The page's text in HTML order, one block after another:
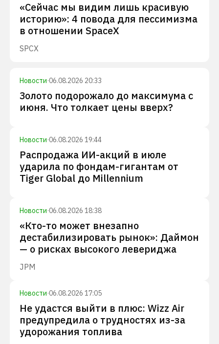
«Сейчас мы видим лишь красивую
историю»: 4 повода для пессимизма
в отношении SpaceX
SPCX
Новости·06.08.2026 20:33
Золото подорожало до максимума с
июня. Что толкает цены вверх?
Новости·06.08.2026 19:44
Распродажа ИИ-акций в июле
ударила по фондам-гигантам от
Tiger Global до Millennium
Новости·06.08.2026 18:38
«Кто-то может внезапно
дестабилизировать рынок»: Даймон
— о рисках высокого левериджа
JPM
Новости·06.08.2026 17:05
Не удастся выйти в плюс: Wizz Air
предупредила о трудностях из-за
удорожания топлива